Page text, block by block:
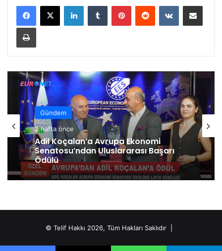
Facebook
X LinkedInTumblr PinterestReddit VKontakteE-Posta ile paylaş
Yazdır
Gündem
2 hafta önce
Adil Koçalan’a Avrupa Ekonomi
Senatosu’ndan Uluslararası Başarı
Ödülü
© Telif Hakkı 2026, Tüm Hakları Saklıdır |